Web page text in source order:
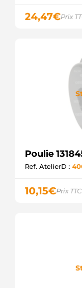
24,47€Prix
Poulie
Ref. AtelierD :
10,15€Prix TTC